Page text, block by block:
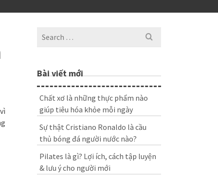
Search
Bài viết mới
Chất xơ là những thực phẩm nào
giúp tiêu hóa khỏe mỗi ngày
Sự thật Cristiano Ronaldo là cầu
thủ bóng đá người nước nào?
Pilates là gì? Lợi ích, cách tập luyện
& lưu ý cho người mới